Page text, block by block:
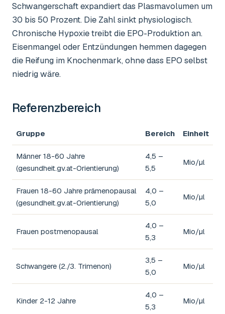
Schwangerschaft expandiert das Plasmavolumen um
30 bis 50 Prozent. Die Zahl sinkt physiologisch.
Chronische Hypoxie treibt die EPO-Produktion an.
Eisenmangel oder Entzündungen hemmen dagegen
die Reifung im Knochenmark, ohne dass EPO selbst
niedrig wäre.
Referenzbereich
Gruppe Bereich Einheit
Männer 18-60 Jahre
(gesundheit.gv.at-Orientierung)
4,5 –
5,5
Mio/µl
Frauen 18-60 Jahre prämenopausal
(gesundheit.gv.at-Orientierung)
4,0 –
5,0
Mio/µl
Frauen postmenopausal
4,0 –
5,3
Mio/µl
Schwangere (2./3. Trimenon)
3,5 –
5,0
Mio/µl
Kinder 2-12 Jahre
4,0 –
5,3
Mio/µl